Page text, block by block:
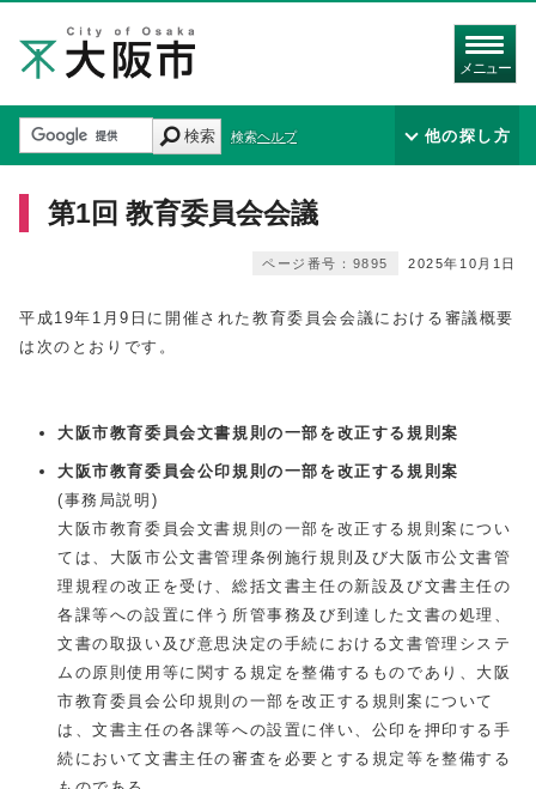
メニュー
検索 検索ヘルプ 他の探し方
第1回 教育委員会会議
2025年10月1日
ページ番号：9895
平成19年1月9日に開催された教育委員会会議における審議概要
は次のとおりです。
大阪市教育委員会文書規則の一部を改正する規則案
大阪市教育委員会公印規則の一部を改正する規則案
(事務局説明)
大阪市教育委員会文書規則の一部を改正する規則案につい
ては、大阪市公文書管理条例施行規則及び大阪市公文書管
理規程の改正を受け、総括文書主任の新設及び文書主任の
各課等への設置に伴う所管事務及び到達した文書の処理、
文書の取扱い及び意思決定の手続における文書管理システ
ムの原則使用等に関する規定を整備するものであり、大阪
市教育委員会公印規則の一部を改正する規則案について
は、文書主任の各課等への設置に伴い、公印を押印する手
続において文書主任の審査を必要とする規定等を整備する